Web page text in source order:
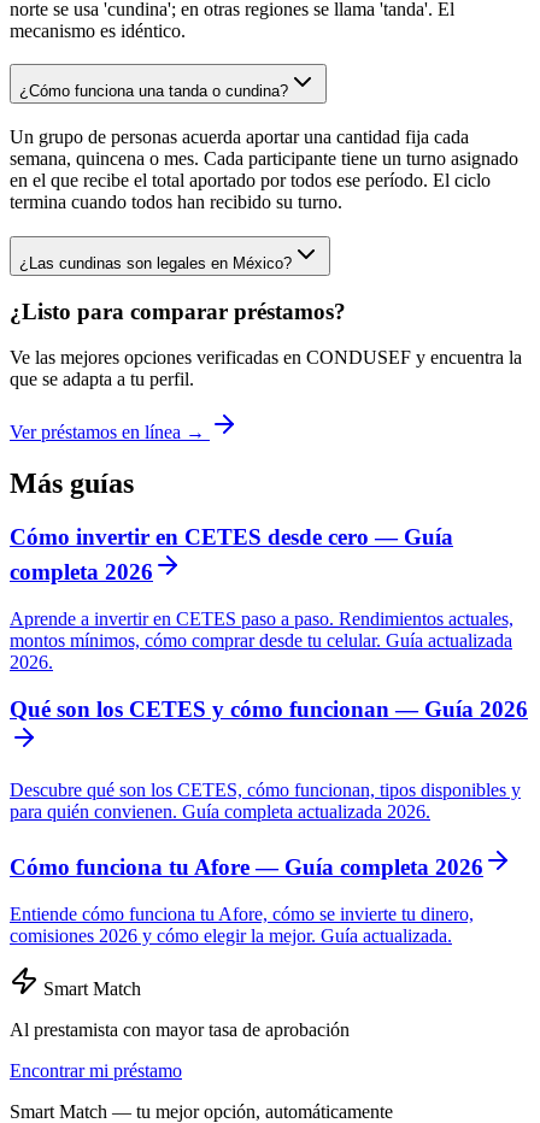
norte se usa 'cundina'; en otras regiones se llama 'tanda'. El
mecanismo es idéntico.
¿Cómo funciona una tanda o cundina?
Un grupo de personas acuerda aportar una cantidad fija cada
semana, quincena o mes. Cada participante tiene un turno asignado
en el que recibe el total aportado por todos ese período. El ciclo
termina cuando todos han recibido su turno.
¿Las cundinas son legales en México?
¿Listo para comparar préstamos?
Ve las mejores opciones verificadas en CONDUSEF y encuentra la
que se adapta a tu perfil.
Ver préstamos en línea →
Más guías
Cómo invertir en CETES desde cero — Guía
completa 2026
Aprende a invertir en CETES paso a paso. Rendimientos actuales,
montos mínimos, cómo comprar desde tu celular. Guía actualizada
2026.
Qué son los CETES y cómo funcionan — Guía 2026
Descubre qué son los CETES, cómo funcionan, tipos disponibles y
para quién convienen. Guía completa actualizada 2026.
Cómo funciona tu Afore — Guía completa 2026
Entiende cómo funciona tu Afore, cómo se invierte tu dinero,
comisiones 2026 y cómo elegir la mejor. Guía actualizada.
Smart Match
Al prestamista con mayor tasa de aprobación
Encontrar mi préstamo
Smart Match — tu mejor opción, automáticamente